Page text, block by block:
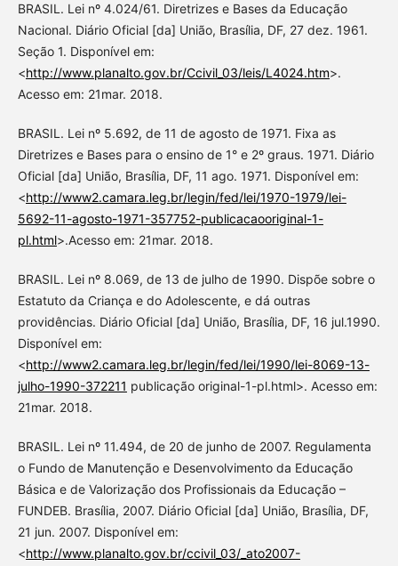
BRASIL. Lei nº 4.024/61. Diretrizes e Bases da Educação
Nacional. Diário Oficial [da] União, Brasília, DF, 27 dez. 1961.
Seção 1. Disponível em:
<http://www.planalto.gov.br/Ccivil_03/leis/L4024.htm>.
Acesso em: 21mar. 2018.
BRASIL. Lei nº 5.692, de 11 de agosto de 1971. Fixa as
Diretrizes e Bases para o ensino de 1° e 2º graus. 1971. Diário
Oficial [da] União, Brasília, DF, 11 ago. 1971. Disponível em:
<http://www2.camara.leg.br/legin/fed/lei/1970-1979/lei-
5692-11-agosto-1971-357752-publicacaooriginal-1-
pl.html>.Acesso em: 21mar. 2018.
BRASIL. Lei nº 8.069, de 13 de julho de 1990. Dispõe sobre o
Estatuto da Criança e do Adolescente, e dá outras
providências. Diário Oficial [da] União, Brasília, DF, 16 jul.1990.
Disponível em:
<http://www2.camara.leg.br/legin/fed/lei/1990/lei-8069-13-
julho-1990-372211 publicação original-1-pl.html>. Acesso em:
21mar. 2018.
BRASIL. Lei nº 11.494, de 20 de junho de 2007. Regulamenta
o Fundo de Manutenção e Desenvolvimento da Educação
Básica e de Valorização dos Profissionais da Educação –
FUNDEB. Brasília, 2007. Diário Oficial [da] União, Brasília, DF,
21 jun. 2007. Disponível em:
<http://www.planalto.gov.br/ccivil_03/_ato2007-